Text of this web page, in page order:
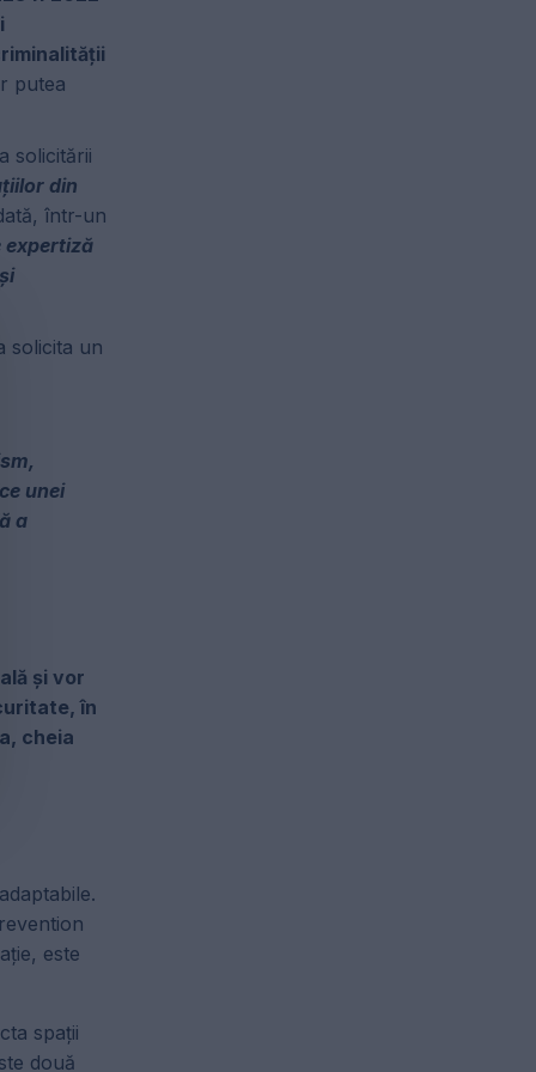
putea
solicitării
din
într-un
expertiză
solicita un
unei
a
și vor
în
cheia
este
spații
două